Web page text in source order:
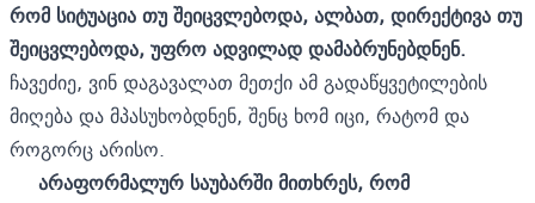
რომ სიტუაცია თუ შეიცვლებოდა, ალბათ, დირექტივა თუ
შეიცვლებოდა, უფრო ადვილად დამაბრუნებდნენ.
ჩავეძიე, ვინ დაგავალათ მეთქი ამ გადაწყვეტილების
მიღება და მპასუხობდნენ, შენც ხომ იცი, რატომ და
როგორც არისო.
არაფორმალურ საუბარში მითხრეს, რომ